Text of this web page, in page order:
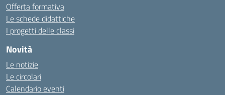
Offerta formativa
Le schede didattiche
I progetti delle classi
Novità
Le notizie
Le circolari
Calendario eventi